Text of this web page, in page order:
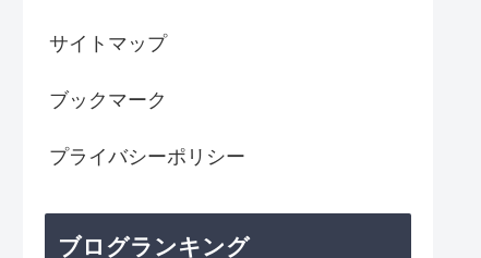
サイトマップ
ブックマーク
プライバシーポリシー
ブログランキング